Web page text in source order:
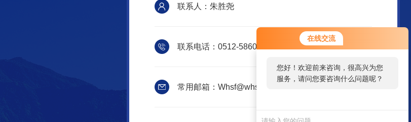
在线交流
您好！欢迎前来咨询，很高兴为您
服务，请问您要咨询什么问题呢？
联系人：朱胜尧
联系电话：0512-58609580
常用邮箱：Whsf@whsfjx.com